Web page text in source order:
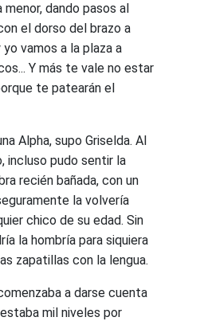
dando pasos al
el dorso del brazo a
vamos a la plaza a
Y más te vale no estar
te patearán el
Alpha, supo Griselda. Al
incluso pudo sentir la
recién bañada, con un
la volvería
chico de su edad. Sin
la hombría para siquiera
zapatillas con la lengua.
a darse cuenta
mil niveles por